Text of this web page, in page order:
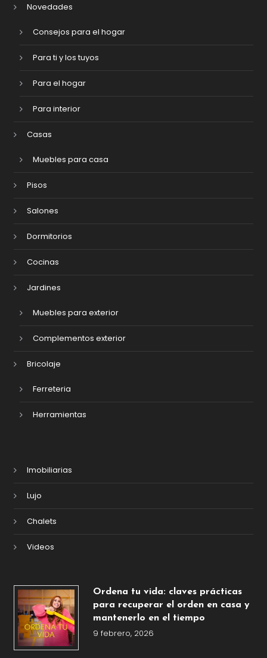
Novedades
Consejos para el hogar
Para ti y los tuyos
Para el hogar
Para interior
Casas
Muebles para casa
Pisos
Salones
Dormitorios
Cocinas
Jardines
Muebles para exterior
Complementos exterior
Bricolaje
Ferreteria
Herramientas
Imobiliarias
Lujo
Chalets
Videos
Ordena tu vida: claves prácticas
para recuperar el orden en casa y
mantenerlo en el tiempo
9 febrero, 2026